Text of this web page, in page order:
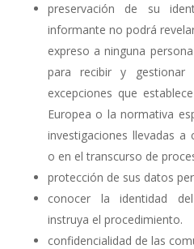
preservación de su
informante no podrá
expreso a ninguna
para recibir y gestionar
excepciones que
Europea o la normativa
investigaciones llevadas
o en el transcurso de
protección de sus datos
conocer la identidad
instruya el procedimiento.
confidencialidad de las